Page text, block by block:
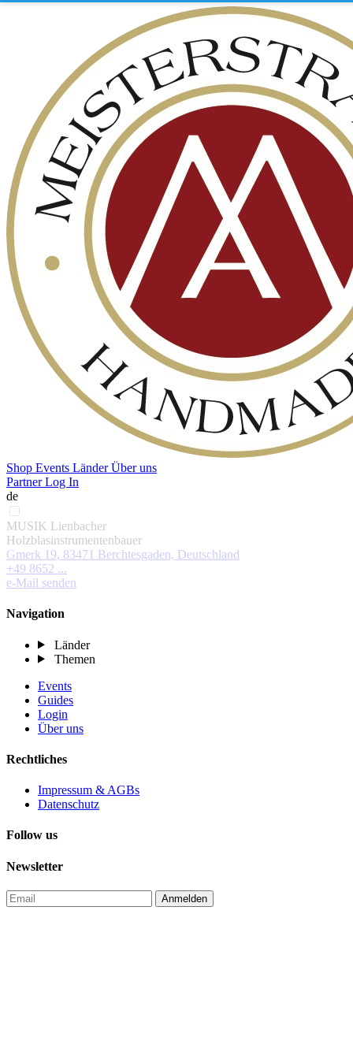
Shop Events LänderÜber uns
Partner Log In
de
MUSIK Lienbacher
Holzblasinstrumentenbauer
Gmerk 19, 83471 Berchtesgaden, Deutschland
+49 8652 ...
e-Mail senden
Navigation
Länder
Themen
Events
Guides
Login
Über uns
Rechtliches
Impressum & AGBs
Datenschutz
Follow us
Newsletter
Anmelden